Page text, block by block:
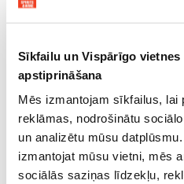
Sīkfailu un Vispārīgo
apstiprināšana
Mēs izmantojam sīkfailus, lai
reklāmas, nodrošinātu
un analizētu mūsu
izmantojat mūsu vietni, mēs
sociālās saziņas līdzekļu,